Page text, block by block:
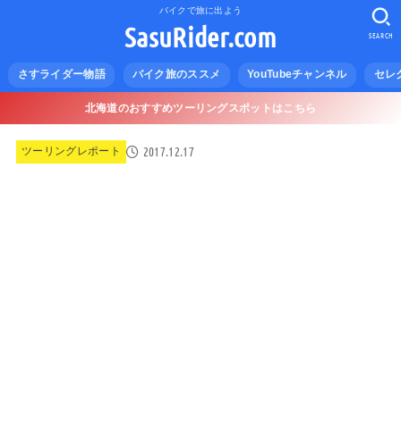
バイクで旅に出よう
SasuRider.com
さすライダー物語 バイク旅のススメ YouTubeチャンネル セレ
SEARCH
北海道のおすすめツーリングスポットはこちら
ツーリングレポート 2017.12.17